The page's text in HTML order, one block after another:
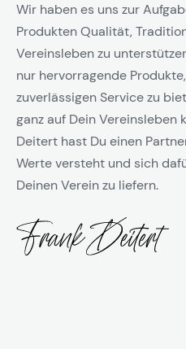
Wir haben es uns zur
Produkten Qualität,
Vereinsleben zu
nur hervorragende
zuverlässigen Service zu
ganz auf Dein Vereinsleben
Deitert hast Du einen
Werte versteht und sich
Deinen Verein zu liefern.